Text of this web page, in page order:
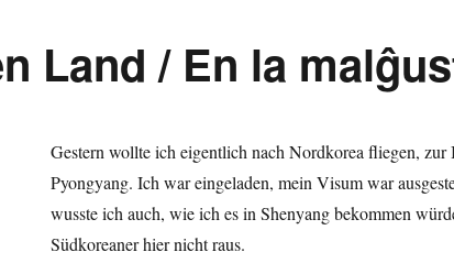
Land / En la
Gestern wollte ich eigentlich nach Nordkorea fliegen, zur
Pyongyang. Ich war eingeladen, mein Visum war
wusste ich auch, wie ich es in Shenyang bekommen
Südkoreaner hier nicht raus.